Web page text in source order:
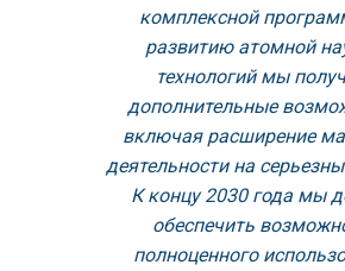
комплексной
развитию атомной
технологий мы
дополнительные
включая расширение
деятельности на
К концу 2030 года мы
обеспечить
полноценного